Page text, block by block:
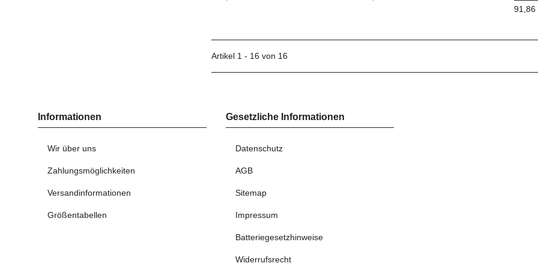
Artikel 1 - 16 von 16
Informationen
Wir über uns
Zahlungsmöglichkeiten
Versandinformationen
Größentabellen
Gesetzliche Informationen
Datenschutz
AGB
Sitemap
Impressum
Batteriegesetzhinweise
Widerrufsrecht